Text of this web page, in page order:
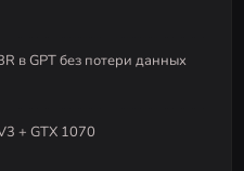
в GPT без потери данных
+ GTX 1070